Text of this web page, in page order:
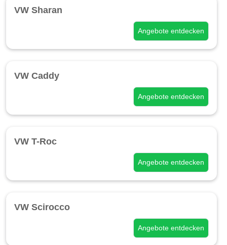
VW Sharan
Angebote entdecken
VW Caddy
Angebote entdecken
VW T-Roc
Angebote entdecken
VW Scirocco
Angebote entdecken